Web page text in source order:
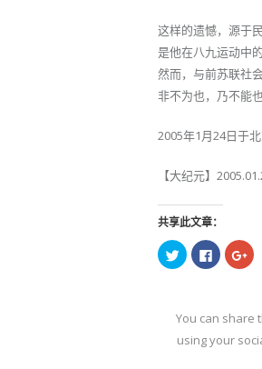
这样的遗憾，源于
是他在八九运动中
然而，与前苏联社
非不为也，乃不能
2005年1月24日于
【大纪元】
共享此文章：
点
击
共
享
（在
新
点
击
共
享
（在
新
点
击
共
享
（
新
You can share
using your